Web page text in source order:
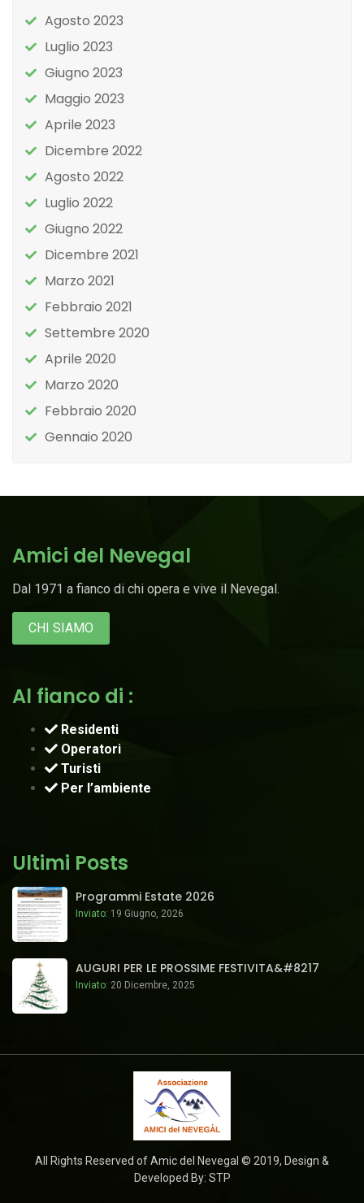
Agosto 2023
Luglio 2023
Giugno 2023
Maggio 2023
Aprile 2023
Dicembre 2022
Agosto 2022
Luglio 2022
Giugno 2022
Dicembre 2021
Marzo 2021
Febbraio 2021
Settembre 2020
Aprile 2020
Marzo 2020
Febbraio 2020
Gennaio 2020
Amici del Nevegal
Dal 1971 a fianco di chi opera e vive il Nevegal.
CHI SIAMO
Al fianco di :
Residenti
Operatori
Turisti
Per l’ambiente
Ultimi Posts
Programmi Estate 2026
Inviato: 19 Giugno, 2026
AUGURI PER LE PROSSIME FESTIVITA&#8217
Inviato: 20 Dicembre, 2025
All Rights Reserved of Amic del Nevegal © 2019, Design &
Developed By: STP